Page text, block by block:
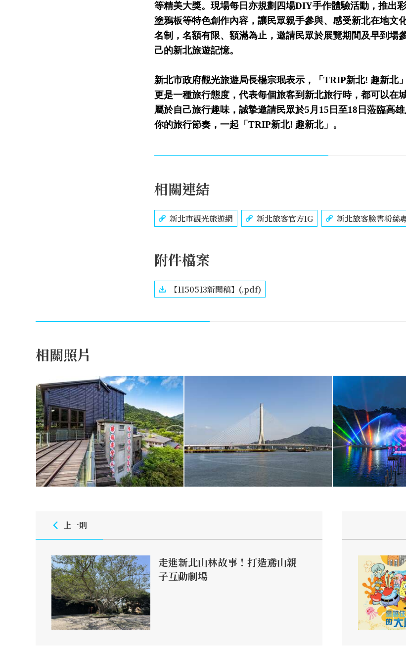
等精美大獎。現場每日亦規劃四場DIY手作體驗活動，推出
塗鴉板等特色創作內容，讓民眾親手參與、感受新北在地文
名制，名額有限、額滿為止，邀請民眾於展覽期間及早到場
己的新北旅遊記憶。
新北市政府觀光旅遊局長楊宗珉表示，「TRIP新北! 趣新北
更是一種旅行態度，代表每個旅客到新北旅行時，都可以在
屬於自己旅行趣味，誠摯邀請民眾於5月15日至18日蒞臨高
你的旅行節奏，一起「TRIP新北! 趣新北」。
相關連結
新北市觀光旅遊網 新北旅客官方IG 新北旅客臉書粉絲
附件檔案
【1150513新聞稿】(.pdf)
相關照片
上一則
走進新北山林故事！打造鳶山親
子互動劇場